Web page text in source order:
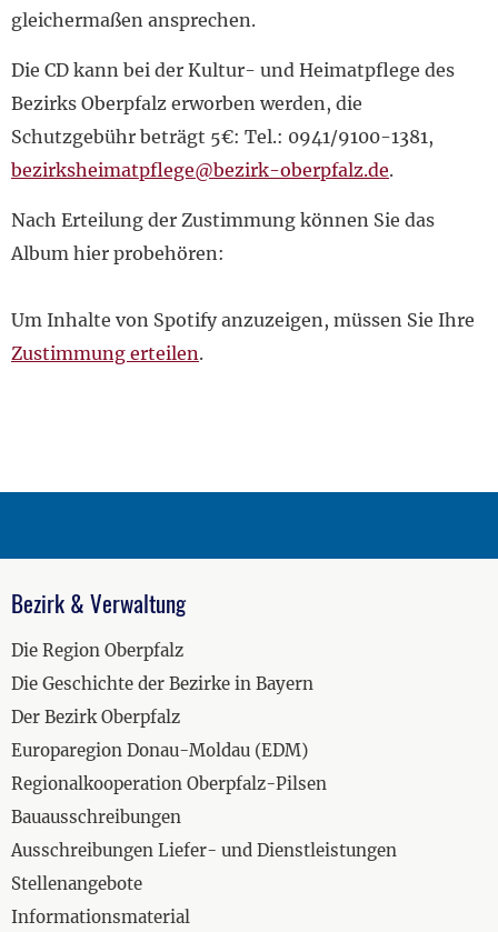
gleichermaßen ansprechen.
Die CD kann bei der Kultur- und Heimatpflege des
Bezirks Oberpfalz erworben werden, die
Schutzgebühr beträgt 5€: Tel.: 0941/9100-1381,
bezirksheimatpflege@bezirk-oberpfalz.de.
Nach Erteilung der Zustimmung können Sie das
Album hier probehören:
Um Inhalte von Spotify anzuzeigen, müssen Sie Ihre
Zustimmung erteilen.
Bezirk & Verwaltung
Die Region Oberpfalz
Die Geschichte der Bezirke in Bayern
Der Bezirk Oberpfalz
Europaregion Donau-Moldau (EDM)
Regionalkooperation Oberpfalz-Pilsen
Bauausschreibungen
Ausschreibungen Liefer- und Dienstleistungen
Stellenangebote
Informationsmaterial